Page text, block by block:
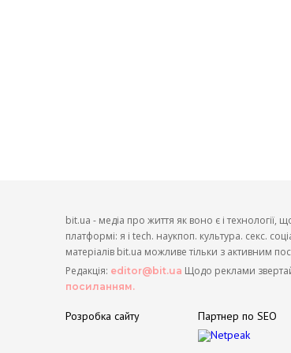
bit.ua - медіа про життя як воно є і технології,
платформі: я і tech. наукпоп. культура. секс.
матеріалів bit.ua можливе тільки з активним
Редакція: editor@bit.ua Щодо реклами
посиланням.
Розробка сайту Партнер по SEO